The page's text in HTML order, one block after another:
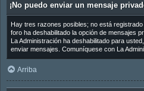
¡No puedo enviar un mensaje
Hay tres razones posibles; no está
foro ha deshabilitado la opción de mensajes
La Administración ha deshabilitado para
enviar mensajes. Comuníquese con La
Arriba